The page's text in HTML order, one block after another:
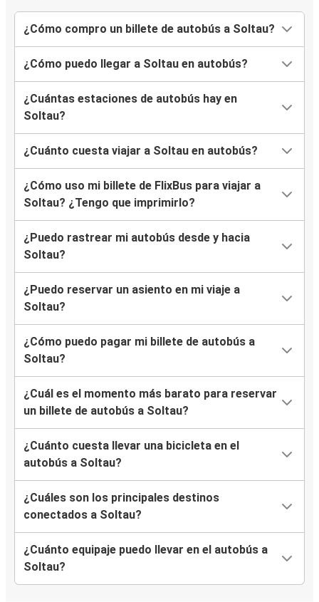
¿Cómo compro un billete de autobús a Soltau?
¿Cómo puedo llegar a Soltau en autobús?
¿Cuántas estaciones de autobús hay en
Soltau?
¿Cuánto cuesta viajar a Soltau en autobús?
¿Cómo uso mi billete de FlixBus para viajar a
Soltau? ¿Tengo que imprimirlo?
¿Puedo rastrear mi autobús desde y hacia
Soltau?
¿Puedo reservar un asiento en mi viaje a
Soltau?
¿Cómo puedo pagar mi billete de autobús a
Soltau?
¿Cuál es el momento más barato para reservar
un billete de autobús a Soltau?
¿Cuánto cuesta llevar una bicicleta en el
autobús a Soltau?
¿Cuáles son los principales destinos
conectados a Soltau?
¿Cuánto equipaje puedo llevar en el autobús a
Soltau?